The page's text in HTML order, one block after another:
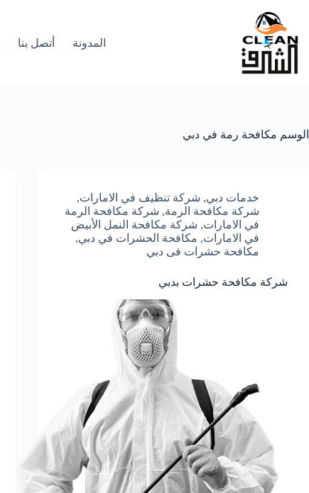
المحتوى
المدونة أتصل بنا
الوسم مكافحة رمة في دبي
خدمات دبي, شركة تنظيف في الامارات,
شركة مكافحة الرمة, شركة مكافحة الرمة
في الامارات, شركة مكافحة النمل الأبيض
في الامارات, مكافحة الحشرات في دبي,
مكافحة حشرات فى دبي
شركة مكافحة حشرات بدبي